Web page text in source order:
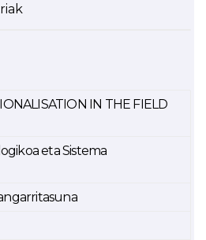
IN THE FIELD
eta Sistema